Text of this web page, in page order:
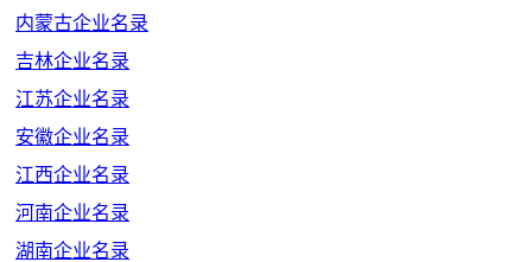
内蒙古企业名录
吉林企业名录
江苏企业名录
安徽企业名录
江西企业名录
河南企业名录
湖南企业名录